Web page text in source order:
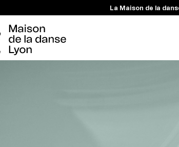
La Maison de la